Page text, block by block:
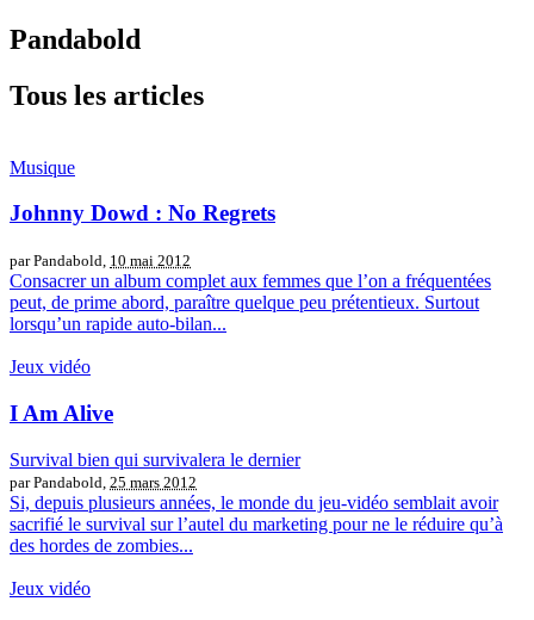
Pandabold
Tous les articles
Musique
Johnny Dowd : No Regrets
par Pandabold, 10 mai 2012
Consacrer un album complet aux femmes que l’on a fréquentées
peut, de prime abord, paraître quelque peu prétentieux. Surtout
lorsqu’un rapide auto-bilan...
Jeux vidéo
I Am Alive
Survival bien qui survivalera le dernier
par Pandabold, 25 mars 2012
Si, depuis plusieurs années, le monde du jeu-vidéo semblait avoir
sacrifié le survival sur l’autel du marketing pour ne le réduire qu’à
des hordes de zombies...
Jeux vidéo